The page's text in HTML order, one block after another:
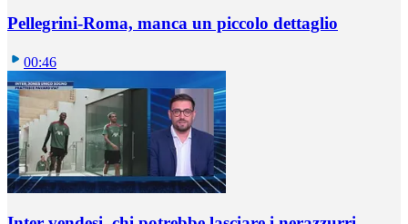
Pellegrini-Roma, manca un piccolo dettaglio
00:46